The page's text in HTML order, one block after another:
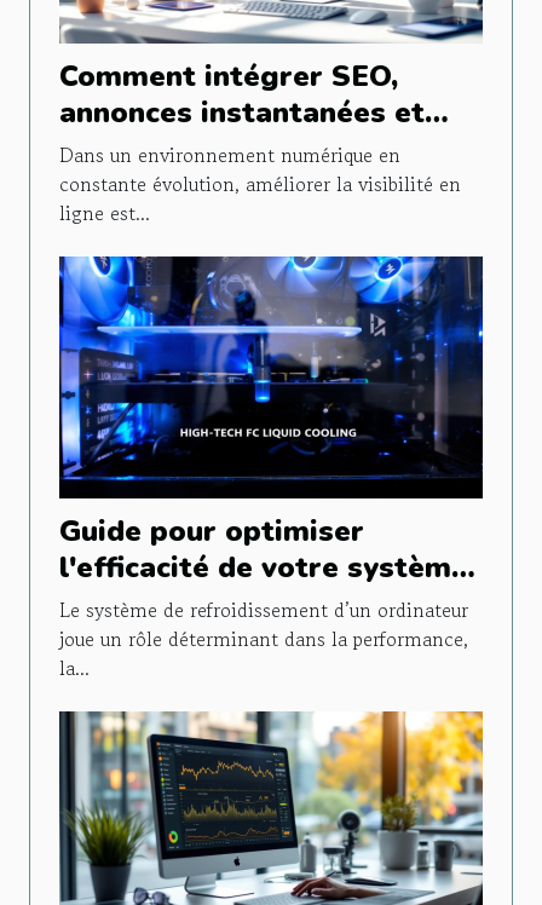
Comment intégrer SEO,
annonces instantanées et
publicités sociales pour
maximiser votre visibilité ?
Dans un environnement numérique en
constante évolution, améliorer la visibilité en
ligne est...
Guide pour optimiser
l'efficacité de votre système
de refroidissement PC
Le système de refroidissement d’un ordinateur
joue un rôle déterminant dans la performance,
la...